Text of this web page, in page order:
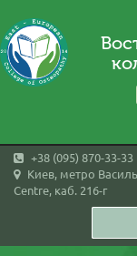
+38 (095) 870-33-33
Киев, метро
Centre, каб. 216-г